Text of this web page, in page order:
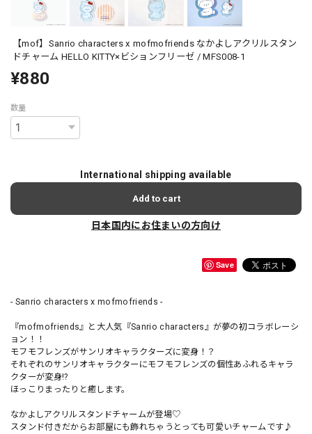
【mof】Sanrio characters x mofmofriends なかよしアクリルスタン
ドチャーム HELLO KITTY×ビションフリーゼ / MFS008-1
¥880
数量
International shipping available
Add to cart
日本国内にお住まいの方向け
Save
- Sanrio characters x mofmofriends -
『mofmofriends』と大人気『Sanrio characters』が夢の初コラボレーシ
ョン！！
モフモフレンズがサンリオキャラクターズに変身！？
それぞれのサンリオキャラクターにモフモフレンズの個性あふれるキャラ
クターが変身!?
ほっこりまったりと癒します。
なかよしアクリルスタンドチャームが登場♡
スタンド付きだからお部屋にも飾れちゃうとっても可愛いチャームです♪